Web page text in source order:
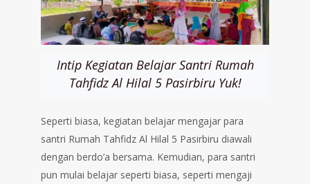
Intip Kegiatan Belajar Santri Rumah
Tahfidz Al Hilal 5 Pasirbiru Yuk!
Seperti biasa, kegiatan belajar mengajar para
santri Rumah Tahfidz Al Hilal 5 Pasirbiru diawali
dengan berdo’a bersama. Kemudian, para santri
pun mulai belajar seperti biasa, seperti mengaji